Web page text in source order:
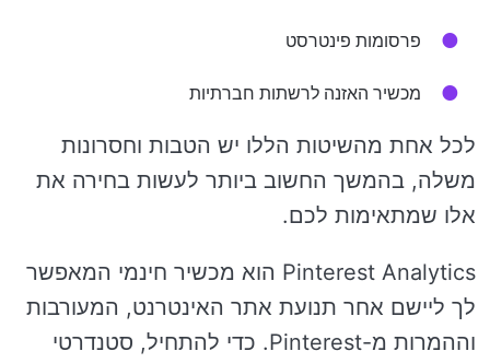
פרסומות פינטרסט
מכשיר האזנה לרשתות חברתיות
לכל אחת מהשיטות הללו יש הטבות וחסרונות
משלה, בהמשך החשוב ביותר לעשות בחירה את
אלו שמתאימות לכם.
Pinterest Analytics הוא מכשיר חינמי המאפשר
לך ליישם אחר תנועת אתר האינטרנט, המעורבות
וההמרות מ-Pinterest. כדי להתחיל, סטנדרטי